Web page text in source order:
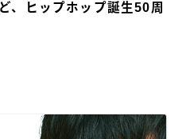
、ヒップホップ誕生50周